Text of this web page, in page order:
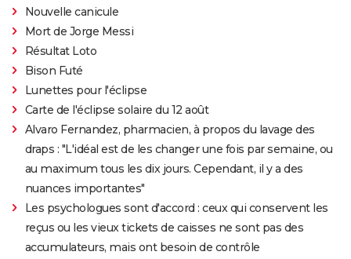
Nouvelle canicule
Mort de Jorge Messi
Résultat Loto
Bison Futé
Lunettes pour l'éclipse
Carte de l'éclipse solaire du 12 août
Alvaro Fernandez, pharmacien, à propos du lavage des
draps : "L'idéal est de les changer une fois par semaine, ou
au maximum tous les dix jours. Cependant, il y a des
nuances importantes"
Les psychologues sont d'accord : ceux qui conservent les
reçus ou les vieux tickets de caisses ne sont pas des
accumulateurs, mais ont besoin de contrôle